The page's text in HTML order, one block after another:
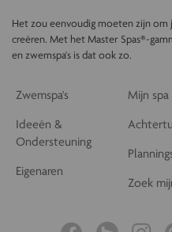
Het zou eenvoudig moeten zijn
creëren. Met het Master Spas®-
en zwemspa's is dat ook zo.
Zwemspa's
Ideeën &
Ondersteuning
Eigenaren
Mijn spa
Zoek